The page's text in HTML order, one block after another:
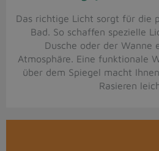
Das richtige Licht sorgt für die
Bad. So schaffen spezielle
Dusche oder der Wanne
Atmosphäre. Eine funktionale
über dem Spiegel macht
Rasieren